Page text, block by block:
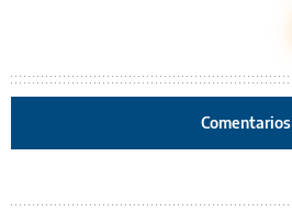
Comentarios